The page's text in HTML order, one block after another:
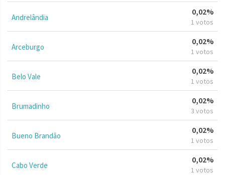
Andrelândia
0,02%
1 votos
Arceburgo
0,02%
1 votos
Belo Vale
0,02%
1 votos
Brumadinho
0,02%
3 votos
Bueno Brandão
0,02%
1 votos
Cabo Verde
0,02%
1 votos